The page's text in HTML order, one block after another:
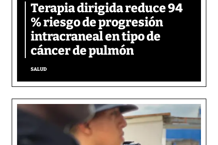
Terapia dirigida reduce 94
% riesgo de progresión
intracraneal en tipo de
cáncer de pulmón
SALUD